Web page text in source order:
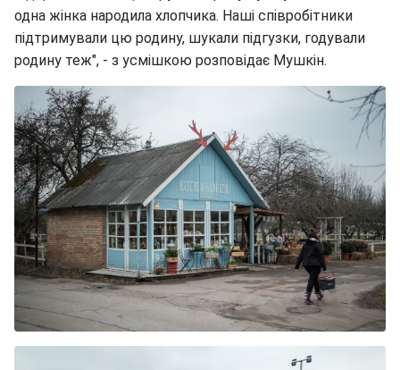
одна жінка народила хлопчика. Наші співробітники
підтримували цю родину, шукали підгузки, годували
родину теж", - з усмішкою розповідає Мушкін.